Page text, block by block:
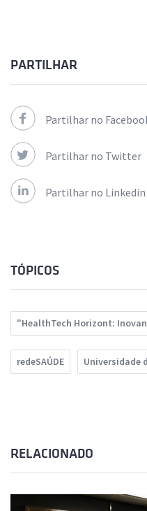
PARTILHAR
Partilhar no
Partilhar no Twitter
Partilhar no Linkedin
TÓPICOS
"HealthTech Horizont:
redeSAÚDE Universidade
RELACIONADO